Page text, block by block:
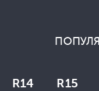
R14 R15